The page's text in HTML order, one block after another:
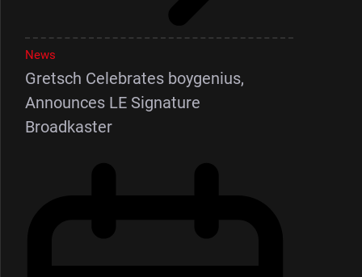
News
Gretsch Celebrates boygenius,
Announces LE Signature
Broadkaster